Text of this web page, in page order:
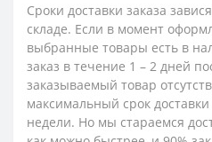
Сроки доставки заказа
складе. Если в момент
выбранные товары есть в
заказ в течение 1 – 2 дней
заказываемый товар
максимальный срок
недели. Но мы стараемся